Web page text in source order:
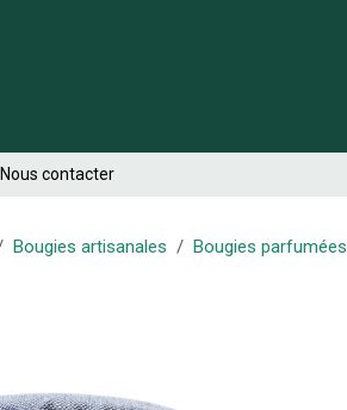
Nous contacter
Bougies artisanales Bougies parfumées